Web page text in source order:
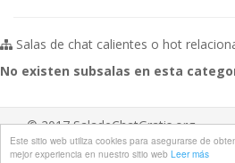
Este sitio web utiliza cookies para asegurarse de
mejor experiencia en nuestro sitio web Leer más
Salas de chat calientes o hot
No existen subsalas en esta
© 2017 SaladeChatGratis.org
Aviso legal